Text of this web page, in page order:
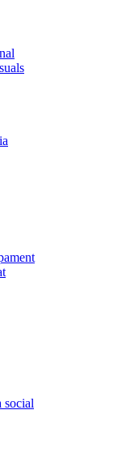
social